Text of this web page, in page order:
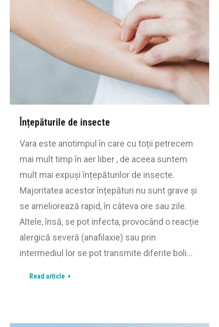
Înțepăturile de insecte
Vara este anotimpul în care cu toții petrecem
mai mult timp în aer liber , de aceea suntem
mult mai expuși înțepăturilor de insecte.
Majoritatea acestor înțepături nu sunt grave și
se ameliorează rapid, în câteva ore sau zile.
Altele, însă, se pot infecta, provocând o reacție
alergică severă (anafilaxie) sau prin
intermediul lor se pot transmite diferite boli…
Read article